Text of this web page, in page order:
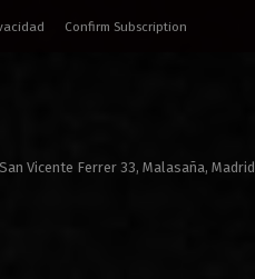
Confirm Subscription
Vicente Ferrer 33, Malasaña, Madrid